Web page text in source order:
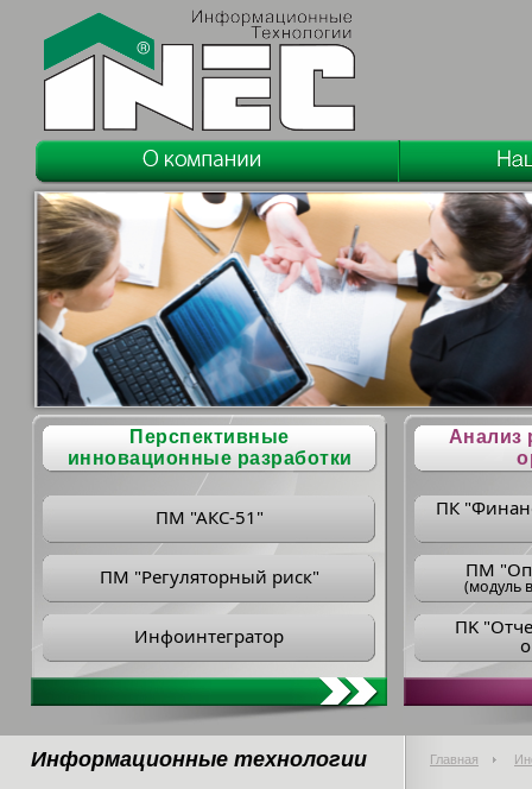
Перспективные
инновационные разработки
ПМ "АКС-51"
ПМ "Регуляторный риск"
Инфоинтегратор
Анализ
ПК
ПM
(модуль
ПK
Информационные технологии Главная